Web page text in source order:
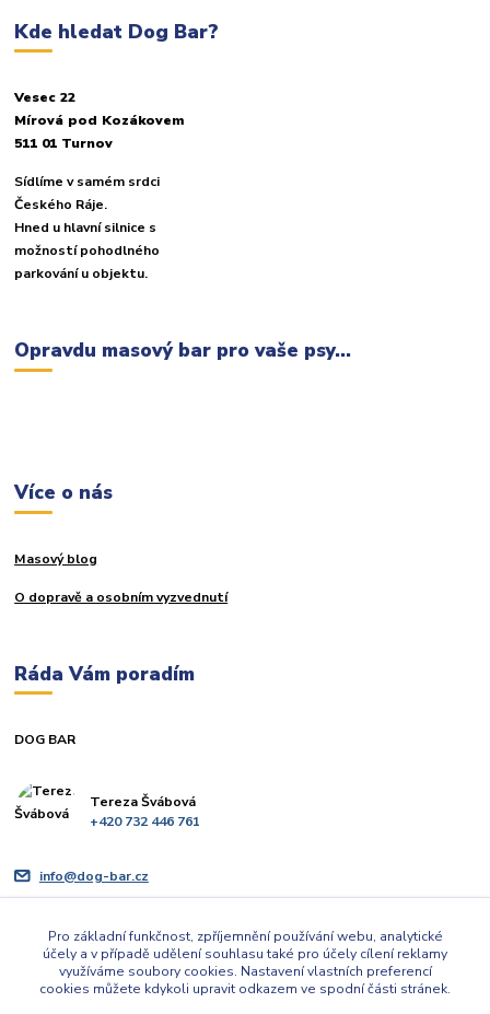
Kde hledat Dog Bar?
Vesec 22
Mírová pod Kozákovem
511 01 Turnov
Sídlíme v samém srdci
Českého Ráje.
Hned u hlavní silnice s
možností pohodlného
parkování u objektu.
Opravdu masový bar pro vaše psy...
Více o nás
Masový blog
O dopravě a osobním vyzvednutí
Ráda Vám poradím
DOG BAR
Tereza Švábová
+420 732 446 761
info@dog-bar.cz
Pro základní funkčnost, zpříjemnění používání webu, analytické
účely a v případě udělení souhlasu také pro účely cílení reklamy
využíváme soubory cookies. Nastavení vlastních preferencí
cookies můžete kdykoli upravit odkazem ve spodní části stránek.